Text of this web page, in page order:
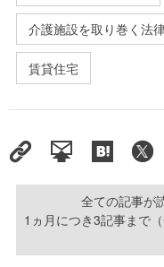
介護施設を取り巻く法
賃貸住宅
全ての記事が
1ヵ月につき3記事まで